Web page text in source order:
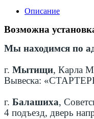
Описание
Возможна
Мы находимся по
г. Мытищи, Карла
Вывеска:
г. Балашиха,
4 подъезд, дверь